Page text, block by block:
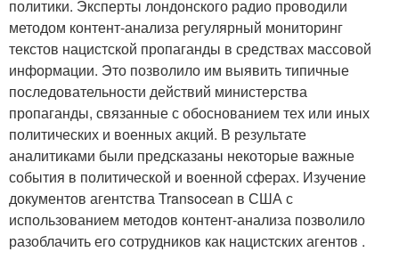
политики. Эксперты лондонского радио проводили
методом контент-анализа регу­лярный мониторинг
текстов нацистской пропаганды в средствах массовой
информации. Это позволило им выявить типичные
последовательности действий министерства
пропаганды, связанные с обоснованием тех или иных
политических и военных акций. В результате
аналитиками были предсказаны некоторые важные
события в политической и военной сфе­рах. Изучение
документов агентства Transocean в США с
использованием методов контент-анализа позволило
разоблачить его сотрудников как нацистских агентов .